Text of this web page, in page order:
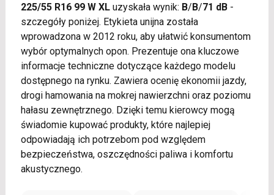
225/55 R16 99 W XLuzyskała wynik: B/B/71 dB-
szczegóły poniżej. Etykieta unijna została
wprowadzona w 2012 roku, aby ułatwić konsumentom
wybór optymalnych opon. Prezentuje ona kluczowe
informacje techniczne dotyczące każdego modelu
dostępnego na rynku. Zawiera ocenię ekonomii jazdy,
drogi hamowania na mokrej nawierzchni oraz poziomu
hałasu zewnętrznego. Dzięki temu kierowcy mogą
świadomie kupować produkty, które najlepiej
odpowiadają ich potrzebom pod względem
bezpieczeństwa, oszczędności paliwa i komfortu
akustycznego.